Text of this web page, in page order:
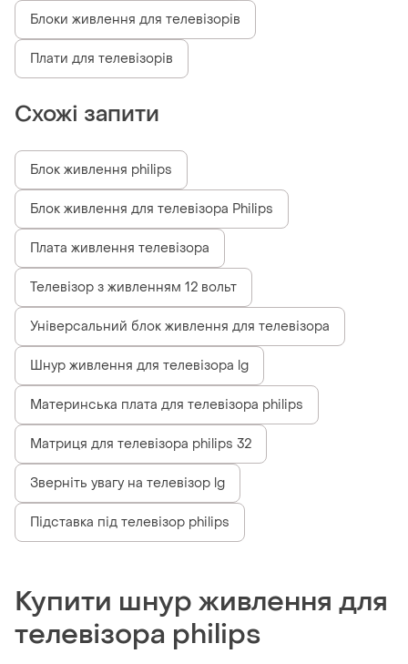
Блоки живлення для телевізорів
Плати для телевізорів
Схожі запити
Блок живлення philips
Блок живлення для телевізора Philips
Плата живлення телевізора
Телевізор з живленням 12 вольт
Універсальний блок живлення для телевізора
Шнур живлення для телевізора lg
Материнська плата для телевізора philips
Матриця для телевізора philips 32
Зверніть увагу на телевізор lg
Підставка під телевізор philips
Купити шнур живлення для
телевізора philips